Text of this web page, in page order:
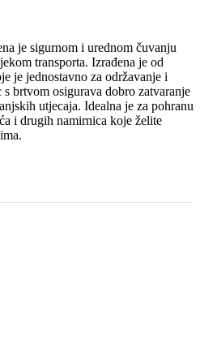
je sigurnom i urednom čuvanju
transporta. Izrađena je od
je jednostavno za održavanje i
brtvom osigurava dobro zatvaranje
utjecaja. Idealna je za pohranu
i drugih namirnica koje želite